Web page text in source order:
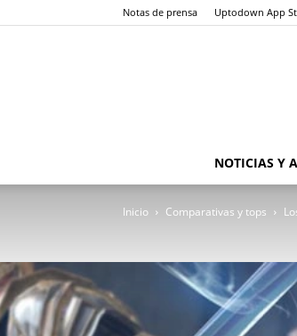
Notas de prensa Uptodown App
NOTICIAS Y
Inicio Comparativas y tops